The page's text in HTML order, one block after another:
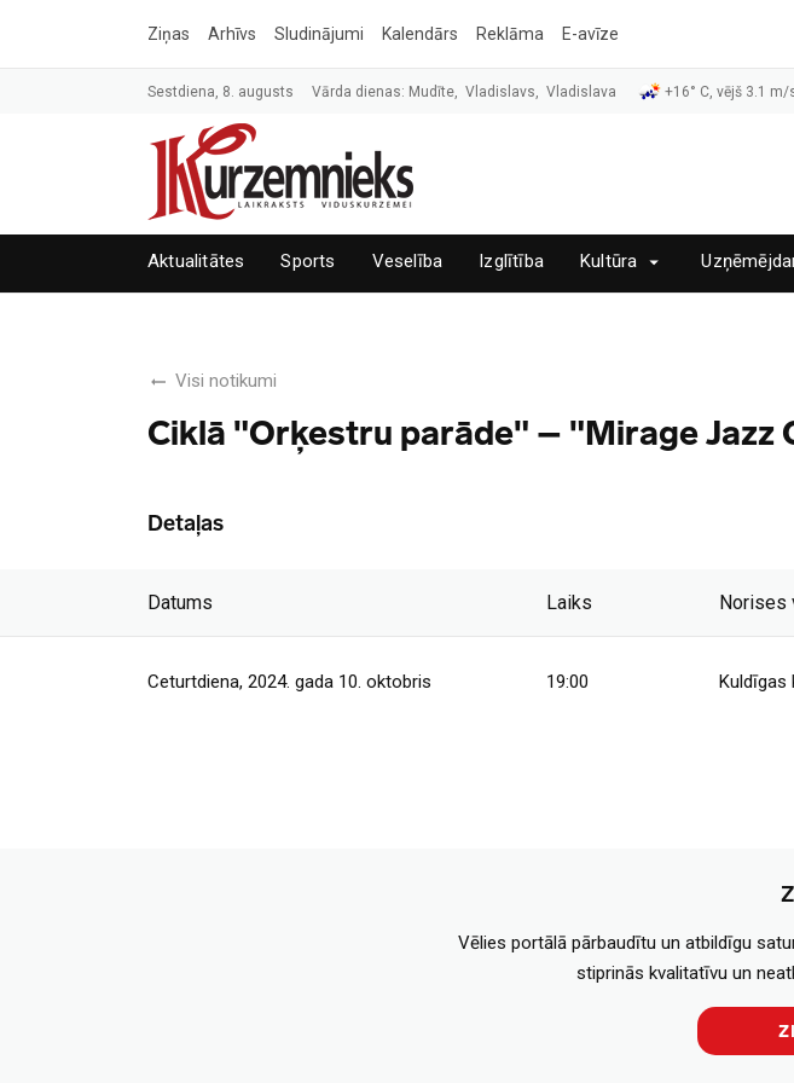
Ziņas Arhīvs Sludinājumi Kalendārs Reklāma E-avīze
Sestdiena, 8. augusts Vārda dienas: Mudīte, Vladislavs, Vladislava +16° C, vējš 3.1
Aktualitātes Sports Veselība Izglītība Kultūra
Visi notikumi
Ciklā "Orķestru parāde" – "Mirage Jazz
Detaļas
Datums Laiks Norises
Ceturtdiena, 2024. gada 10. oktobris 19:00 Kuldīgas
Vēlies portālā pārbaudītu un atbildīgu
stiprinās kvalitatīvu un